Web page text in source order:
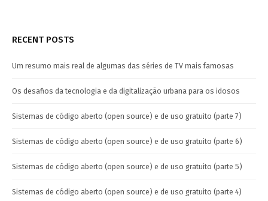
RECENT POSTS
Um resumo mais real de algumas das séries de TV mais famosas
Os desafios da tecnologia e da digitalização urbana para os idosos
Sistemas de código aberto (open source) e de uso gratuito (parte 7)
Sistemas de código aberto (open source) e de uso gratuito (parte 6)
Sistemas de código aberto (open source) e de uso gratuito (parte 5)
Sistemas de código aberto (open source) e de uso gratuito (parte 4)